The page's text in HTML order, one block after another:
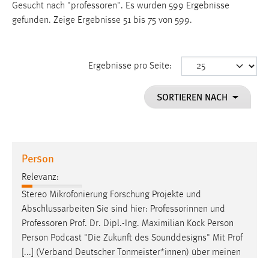
Gesucht nach "professoren". Es wurden 599 Ergebnisse
gefunden. Zeige Ergebnisse 51 bis 75 von 599.
Ergebnisse pro Seite:
SORTIEREN NACH
Person
Relevanz:
Stereo Mikrofonierung Forschung Projekte und
Abschlussarbeiten Sie sind hier: Professorinnen und
Professoren Prof. Dr. Dipl.-Ing. Maximilian Kock Person
Person Podcast "Die Zukunft des Sounddesigns" Mit Prof
[...] (Verband Deutscher Tonmeister*innen) über meinen
Name:
Dieser Cookie speichert die ausgewählten Einverständnis-
Name:
staticfilecache
Zweck:
Für performante Seitenauslieferung wird in diesem Cookie
gespeichert, ob man eingeloggt ist.